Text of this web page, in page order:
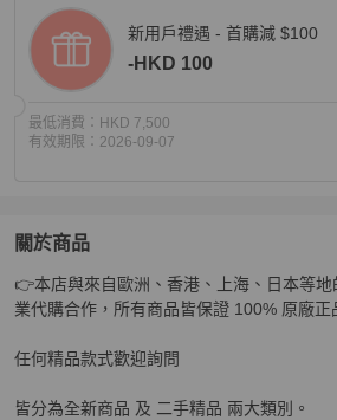
新用戶禮遇 - 首購減 $100
-HKD 100
最低消費： HKD 7,500
有效期限： 2026-09-07
關於商品
關於MOYNAT藍色老花滿印手提肩背
👉本店與來自歐洲、香港、上海、日本等
業代購合作，所有商品皆保證 100% 原廠
任何精品款式歡迎詢問
皆分為全新商品 及 二手精品 兩大類別。